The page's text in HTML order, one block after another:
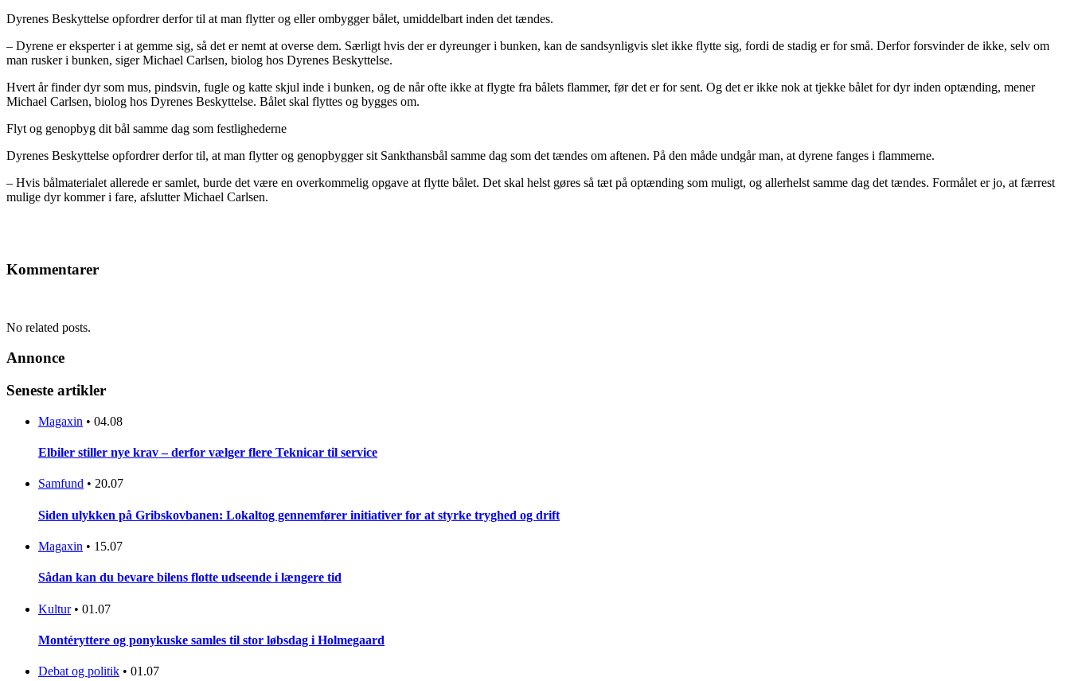
Dyrenes Beskyttelse opfordrer derfor til at man flytter og eller ombygger bålet, umiddelbart inden det tændes.
– Dyrene er eksperter i at gemme sig, så det er nemt at overse dem. Særligt hvis der er dyreunger i bunken, kan de sandsynligvis slet ikke flytte sig, fordi de stadig er for små. Derfor forsvinder de ikke, selv om
man rusker i bunken, siger Michael Carlsen, biolog hos Dyrenes Beskyttelse.
Hvert år finder dyr som mus, pindsvin, fugle og katte skjul inde i bunken, og de når ofte ikke at flygte fra bålets flammer, før det er for sent. Og det er ikke nok at tjekke bålet for dyr inden optænding, mener
Michael Carlsen, biolog hos Dyrenes Beskyttelse. Bålet skal flyttes og bygges om.
Flyt og genopbyg dit bål samme dag som festlighederne
Dyrenes Beskyttelse opfordrer derfor til, at man flytter og genopbygger sit Sankthansbål samme dag som det tændes om aftenen. På den måde undgår man, at dyrene fanges i flammerne.
– Hvis bålmaterialet allerede er samlet, burde det være en overkommelig opgave at flytte bålet. Det skal helst gøres så tæt på optænding som muligt, og allerhelst samme dag det tændes. Formålet er jo, at færrest
mulige dyr kommer i fare, afslutter Michael Carlsen.
Kommentarer
No related posts.
Annonce
Seneste artikler
Magaxin • 04.08
Elbiler stiller nye krav – derfor vælger flere Teknicar til service
Samfund • 20.07
Siden ulykken på Gribskovbanen: Lokaltog gennemfører initiativer for at styrke tryghed og drift
Magaxin • 15.07
Sådan kan du bevare bilens flotte udseende i længere tid
Kultur • 01.07
Montéryttere og ponykuske samles til stor løbsdag i Holmegaard
Debat og politik • 01.07